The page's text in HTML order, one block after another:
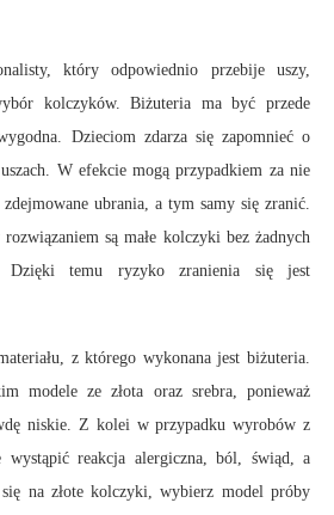
który odpowiednio przebije uszy,
kolczyków. Biżuteria ma być przede
Dzieciom zdarza się zapomnieć o
W efekcie mogą przypadkiem za nie
ubrania, a tym samy się zranić.
są małe kolczyki bez żadnych
Dzięki temu ryzyko zranienia się jest
z którego wykonana jest biżuteria.
modele ze złota oraz srebra, ponieważ
niskie. Z kolei w przypadku wyrobów z
wystąpić reakcja alergiczna, ból, świąd, a
na złote kolczyki, wybierz model próby